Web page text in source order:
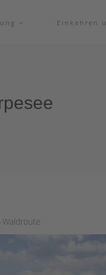
Einkehren